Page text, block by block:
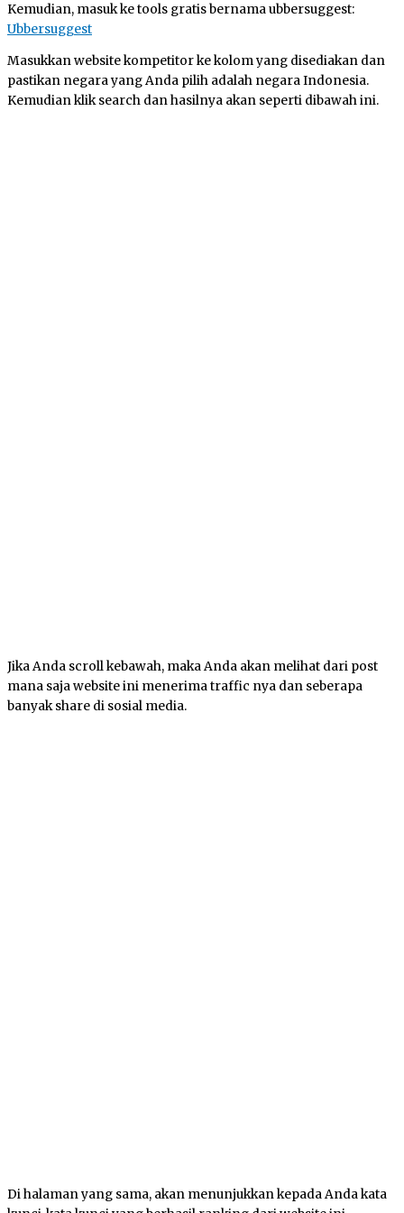
Kemudian, masuk ke tools gratis bernama ubbersuggest:
Ubbersuggest
Masukkan website kompetitor ke kolom yang disediakan dan
pastikan negara yang Anda pilih adalah negara Indonesia.
Kemudian klik search dan hasilnya akan seperti dibawah ini.
Jika Anda scroll kebawah, maka Anda akan melihat dari post
mana saja website ini menerima traffic nya dan seberapa
banyak share di sosial media.
Di halaman yang sama, akan menunjukkan kepada Anda kata